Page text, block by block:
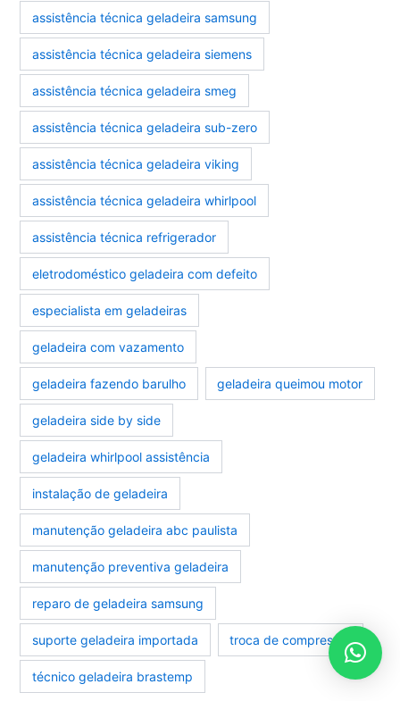
assistência técnica geladeira samsung
assistência técnica geladeira siemens
assistência técnica geladeira smeg
assistência técnica geladeira sub-zero
assistência técnica geladeira viking
assistência técnica geladeira whirlpool
assistência técnica refrigerador
eletrodoméstico geladeira com defeito
especialista em geladeiras
geladeira com vazamento
geladeira fazendo barulho geladeira queimou motor
geladeira side by side
geladeira whirlpool assistência
instalação de geladeira
manutenção geladeira abc paulista
manutenção preventiva geladeira
reparo de geladeira samsung
suporte geladeira importada troca de compressor
técnico geladeira brastemp